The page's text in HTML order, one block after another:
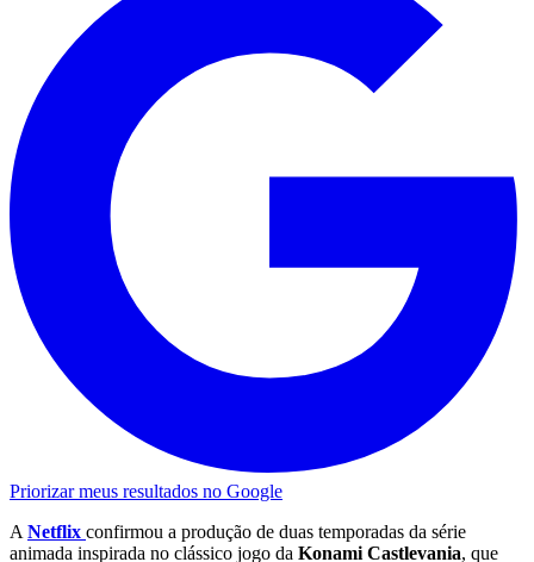
Priorizar meus resultados no Google
A Netflix confirmou a produção de duas temporadas da série
animada inspirada no clássico jogo da Konami Castlevania, que